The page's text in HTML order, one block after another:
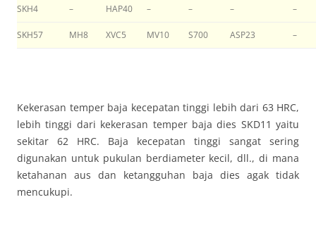
SKH4 – HAP40 – – – –
SKH57 MH8 XVC5 MV10 S700 ASP23 –
Kekerasan temper baja kecepatan tinggi lebih dari 63 HRC,
lebih tinggi dari kekerasan temper baja dies SKD11 yaitu
sekitar 62 HRC. Baja kecepatan tinggi sangat sering
digunakan untuk pukulan berdiameter kecil, dll., di mana
ketahanan aus dan ketangguhan baja dies agak tidak
mencukupi.